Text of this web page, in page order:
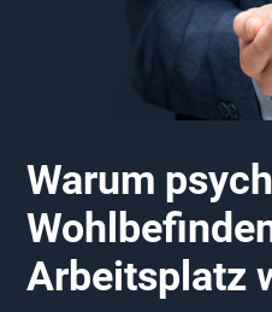
Warum
Arbeitsplatz